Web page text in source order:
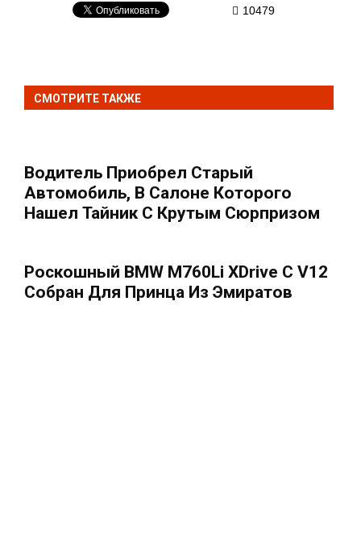
10479
СМОТРИТЕ ТАКЖЕ
Водитель Приобрел Старый
Автомобиль, В Салоне Которого
Нашел Тайник С Крутым Сюрпризом
Роскошный BMW M760Li XDrive С V12
Собран Для Принца Из Эмиратов